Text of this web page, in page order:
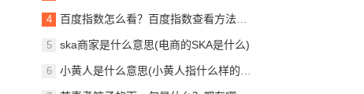
百度指数怎么看？百度指数查看方法（新手教程）
ska商家是什么意思(电商的SKA是什么)
小黄人是什么意思(小黄人指什么样的人)